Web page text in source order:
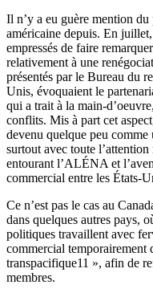
Il n’y a eu guère mention du
américaine depuis. En
empressés de faire
relativement à une
présentés par le Bureau du
Unis, évoquaient le
qui a trait à la main-
conflits. Mis à part cet
devenu quelque peu
surtout avec toute
entourant l’ALÉNA et
commercial entre les États-
Ce n’est pas le cas au
dans quelques autres pays,
politiques travaillent avec
commercial temporairement
transpacifique11 », afin de
membres.